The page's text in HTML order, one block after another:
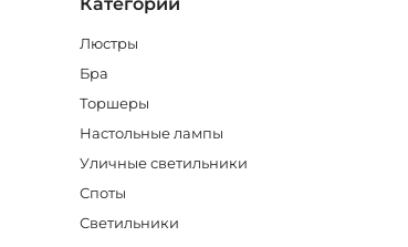
Люстры
Бра
Торшеры
Настольные лампы
Уличные светильники
Споты
Светильники